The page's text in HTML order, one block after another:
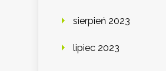
sierpień 2023
lipiec 2023